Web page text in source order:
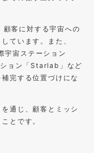
客に対する宇宙への
ています。また、
宇宙ステーション
ション「Starlab」など
完する位置づけにな
通じ、顧客とミッシ
とです。